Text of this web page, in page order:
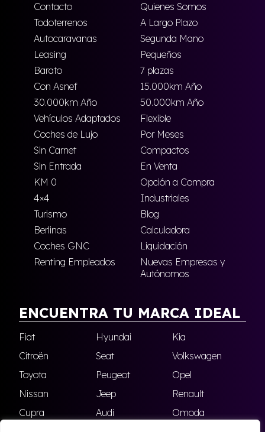
Contacto
Quienes Somos
Todoterrenos
A Largo Plazo
Autocaravanas
Segunda Mano
Leasing
Pequeños
Barato
7 plazas
Con Asnef
15.000km Año
30.000km Año
50.000km Año
Vehículos Adaptados
Flexible
Coches de Lujo
Por Meses
Sin Carnet
Compactos
Sin Entrada
En Venta
KM 0
Opción a Compra
4×4
Industriales
Turismo
Blog
Berlinas
Calculadora
Coches GNC
Liquidación
Renting Empleados
Nuevas Empresas y
Autónomos
ENCUENTRA TU MARCA IDEAL
Fiat Hyundai
Kia
Citroën
Seat
Volkswagen
Toyota
Peugeot
Opel
Nissan
Jeep
Renault
Cupra
Audi
Omoda